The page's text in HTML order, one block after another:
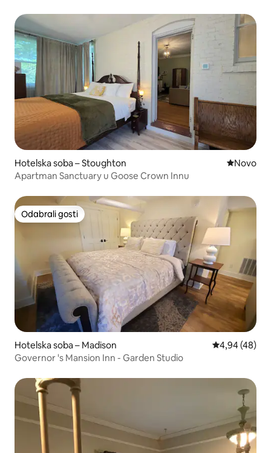
Hotelska soba – Stoughton Novi
Novo
Apartman Sanctuary u Goose Crown Innu
Odabrali gosti
Odabrali gosti
Hotelska soba – Madison Prosječna
4,94 (48)
Governor 's Mansion Inn - Garden Studio